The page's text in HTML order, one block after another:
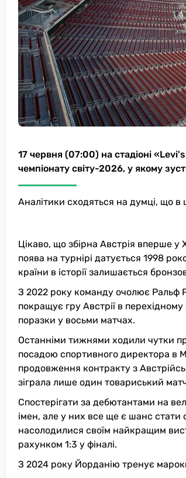
17 червня (07:00) на стадіоні
чемпіонату світу-2026, у якому
Аналітики сходяться на думці, що в
Цікаво, що збірна Австрія вперше у
поява на турнірі датується 1998
країни в історії залишається
З 2022 року команду очолює Ральф
покращує гру Австрії в перехідному
поразки у восьми матчах.
Останніми тижнями ходили чутки
посадою спортивного директора в
продовження контракту з
зіграла лише один товариський
Спостерігати за дебютантами на
імен, але у них все ще є шанс стати
насолодилися своїм найкращим
рахунком 1:3 у фіналі.
З 2024 року Йорданію тренує